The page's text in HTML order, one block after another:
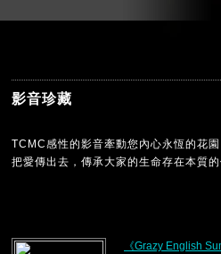
影音珍藏
TCMC感性的影音牽動您內心永恆的花
把愛傳出去，傳承大家的生命存在本質的
《Grazy English